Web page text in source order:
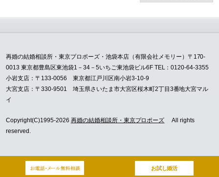
再婚の結婚相談所・東京プロポーズ・池袋本店（有限会社メモリー）〒170-
0013 東京都豊島区東池袋1－34－5いちご東池袋ビル6F TEL：0120-64-3355
小岩支店：〒133-0056 東京都江戸川区南小岩3-10-9
大宮支店：〒330-9501 埼玉県さいたま市大宮区桜木町2丁目3番地大宮マル
イ
Copyright(C)1995-2026 再婚の結婚相談所・東京プロポーズ All rights
reserved.
お試し婚活